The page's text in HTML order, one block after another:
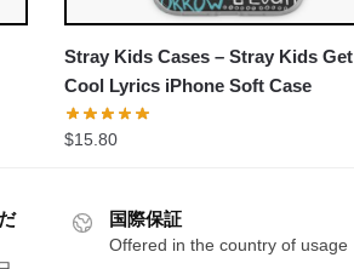
Stray Kids Cases – Stray Kids Get
Cool Lyrics iPhone Soft Case
$15.80
国際保証
Offered in the country of usage